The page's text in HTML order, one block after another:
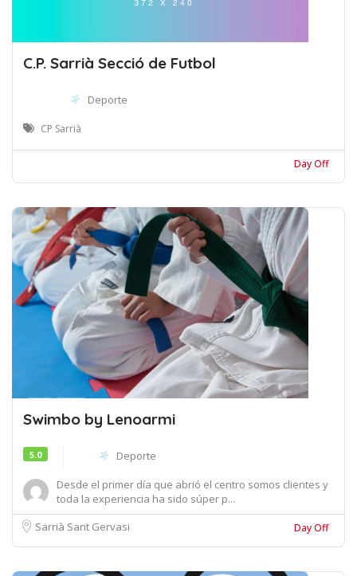
C.P. Sarrià Secció de Futbol
Deporte
CP Sarrià
Day Off
Swimbo by Lenoarmi
5.0
Deporte
Desde el primer día que abrió el centro somos clientes y
toda la experiencia ha sido súper p...
Sarrià Sant Gervasi
Day Off